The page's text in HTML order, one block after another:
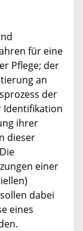
für eine
Pflege; der
an
der
Identifikation
ihrer
dieser
einer
dabei
eines